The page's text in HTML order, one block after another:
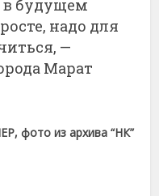
в будущем
надо для
—
Марат
фото из архива “НК”